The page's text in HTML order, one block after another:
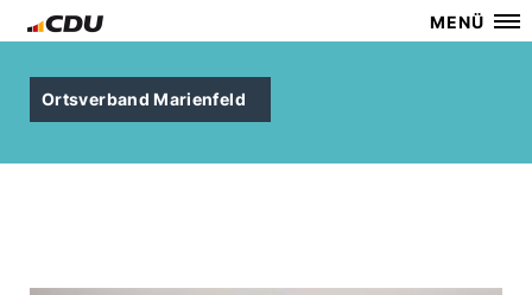
MENÜ
Ortsverband Marienfeld